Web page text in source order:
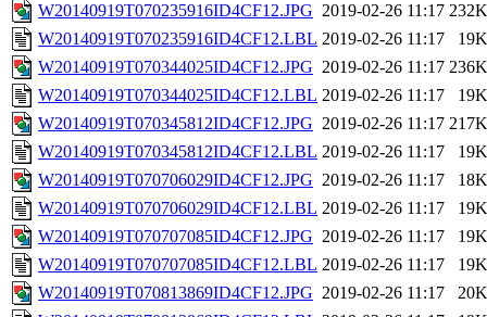
W20140919T070235916ID4CF12.JPG 2019-02-26 11:17 232K
W20140919T070235916ID4CF12.LBL 2019-02-26 11:17
19K
W20140919T070344025ID4CF12.JPG 2019-02-26 11:17 236K
W20140919T070344025ID4CF12.LBL 2019-02-26 11:17
19K
W20140919T070345812ID4CF12.JPG 2019-02-26 11:17 217K
W20140919T070345812ID4CF12.LBL 2019-02-26 11:17
19K
W20140919T070706029ID4CF12.JPG 2019-02-26 11:17
18K
W20140919T070706029ID4CF12.LBL 2019-02-26 11:17
19K
W20140919T070707085ID4CF12.JPG 2019-02-26 11:17
19K
W20140919T070707085ID4CF12.LBL 2019-02-26 11:17
19K
W20140919T070813869ID4CF12.JPG 2019-02-26 11:17
20K